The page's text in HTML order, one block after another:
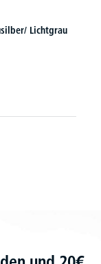
Lichtgrau